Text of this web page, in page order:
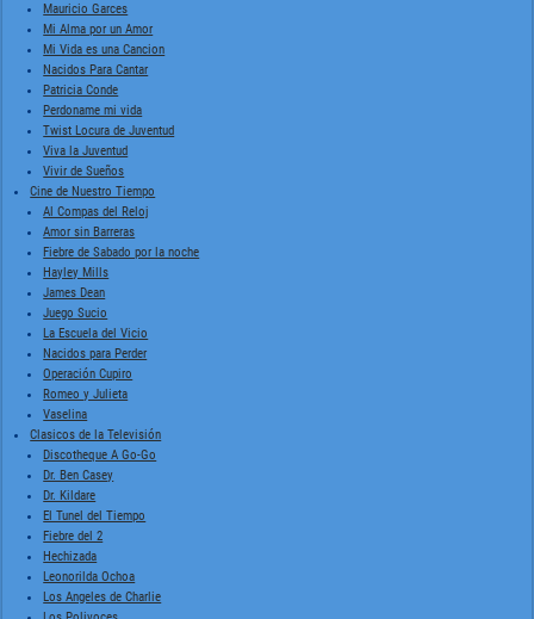
Mauricio Garces
Mi Alma por un Amor
Mi Vida es una Cancion
Nacidos Para Cantar
Patricia Conde
Perdoname mi vida
Twist Locura de Juventud
Viva la Juventud
Vivir de Sueños
Cine de Nuestro Tiempo
Al Compas del Reloj
Amor sin Barreras
Fiebre de Sabado por la noche
Hayley Mills
James Dean
Juego Sucio
La Escuela del Vicio
Nacidos para Perder
Operación Cupiro
Romeo y Julieta
Vaselina
Clasicos de la Televisión
Discotheque A Go-Go
Dr. Ben Casey
Dr. Kildare
El Tunel del Tiempo
Fiebre del 2
Hechizada
Leonorilda Ochoa
Los Angeles de Charlie